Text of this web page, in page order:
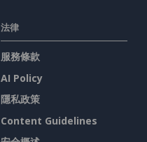
法律
服務條款
AI Policy
隱私政策
Content Guidelines